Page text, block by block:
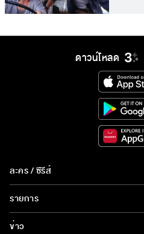
ดาวน์โหลด
ละคร / ซีรีส์
ซีรีส์นานาชาติ
รายการ
ข่าว